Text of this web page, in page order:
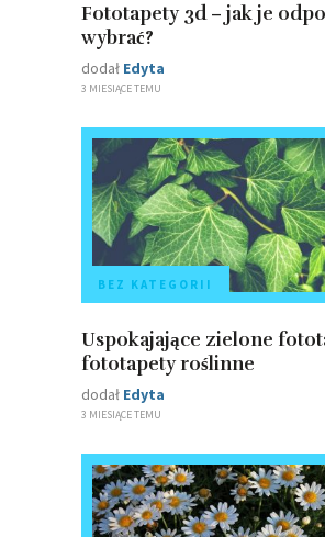
Fototapety 3d – jak je
wybrać?
dodał Edyta
3 MIESIĄCE TEMU
BEZ KATEGORII
Uspokajające zielone
fototapety roślinne
dodał Edyta
3 MIESIĄCE TEMU